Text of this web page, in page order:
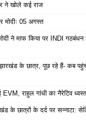
ने खोले कई राज
मोदीः 05 अगस्त
ने माफ किया पर INDI
के छात्र, पूछ रहे हैं- कब पहुंच
EVM, राहुल गांधी का नैरेटिव
के छात्रों के दर्द पर सन्नाटा: